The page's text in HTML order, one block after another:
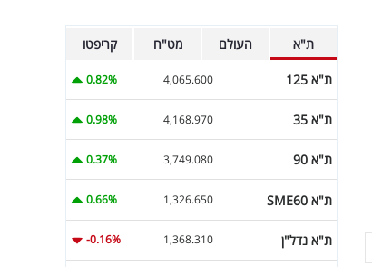
ת"א העולם מט"ח קריפטו
ת"א 125 4,065.600
0.82%
ת"א 35 4,168.970
0.98%
ת"א 90 3,749.080
0.37%
ת"א SME60 1,326.650
0.66%
ת"א נדל"ן 1,368.310
-0.16%